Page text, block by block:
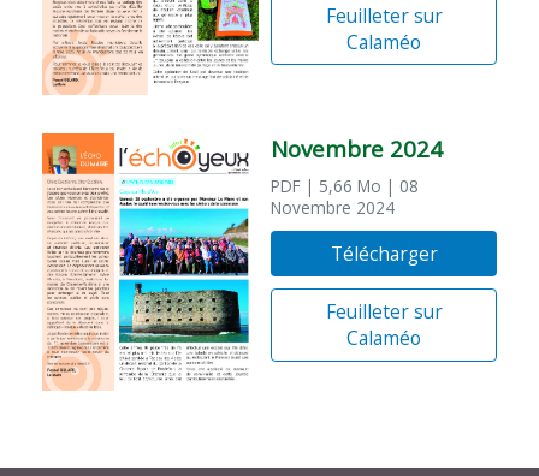
Feuilleter sur
Calaméo
Novembre 2024
PDF | 5,66 Mo | 08
Novembre 2024
Télécharger
Feuilleter sur
Calaméo